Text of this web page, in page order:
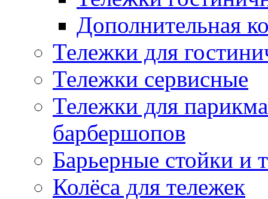
Дополнительная
Тележки для
Тележки сервисные
Тележки для
барбершопов
Барьерные стойки и
Колёса для тележек